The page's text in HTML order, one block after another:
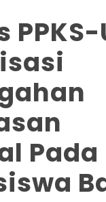
PPKS-
Pada